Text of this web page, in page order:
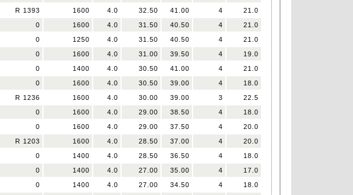
R 1393 1600 4.0 32.50 41.00 4
21.0
0 1600 4.0 31.50 40.50 4
21.0
0 1250 4.0 31.50 40.50 4
21.0
0 1600 4.0 31.00 39.50 4
19.0
0 1400 4.0 30.50 41.00 4
21.0
0 1600 4.0 30.50 39.00 4
18.0
R 1236 1600 4.0 30.00 39.00 3
22.5
0 1600 4.0 29.00 38.50 4
18.0
0 1600 4.0 29.00 37.50 4
20.0
R 1203 1600 4.0 28.50 37.00 4
20.0
0 1400 4.0 28.50 36.50 4
18.0
0 1400 4.0 27.00 35.00 4
17.0
0 1400 4.0 27.00 34.50 4
18.0